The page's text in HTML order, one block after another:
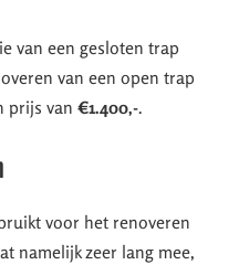
van een gesloten trap
van een open trap
prijs van €1.400,-.
voor het renoveren
namelijk zeer lang mee,